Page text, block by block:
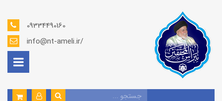
09334490160
info@nt-ameli.ir/